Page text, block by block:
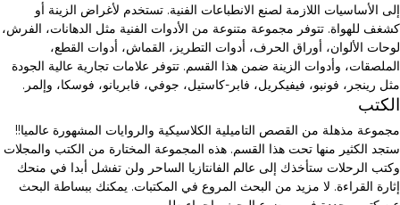
إلى الأساسيات اللازمة لصنع الانطباعات الفنية. تستخدم لأغراض الزينة أو
كشغف للهواة. تتوفر مجموعة متنوعة من الأدوات الفنية مثل الدهانات، الفرش،
لوحات الألوان، أوراق الحرف، أدوات التطريز، القماش، أدوات القطع،
الملصقات، وأدوات الزينة ضمن هذا القسم. تتوفر علامات تجارية عالية الجودة
مثل رينجر، فونبو، فيفيكريل، فابر-كاستيل، جوفي، فابريانو، فوسكا، وإلمر.
الكتب
مجموعة مذهلة من القصص التاميلية الكلاسيكية والروايات المشهورة عالميا!!
ستجد الكثير منها تحت هذا القسم. هذه المجموعة المختارة من الكتب والمجلات
وكتب الرحلات ستأخذك إلى عالم الفانتازيا الساحر ولن تفشل أبدا في منحك
إثارة القراءة. لا مزيد من البحث المروع في المكتبات. يمكنك ببساطة البحث